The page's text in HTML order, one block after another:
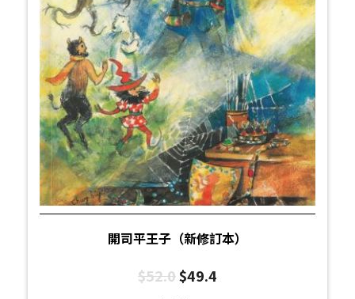
開司平王子（新修訂本）
$52.0$49.4